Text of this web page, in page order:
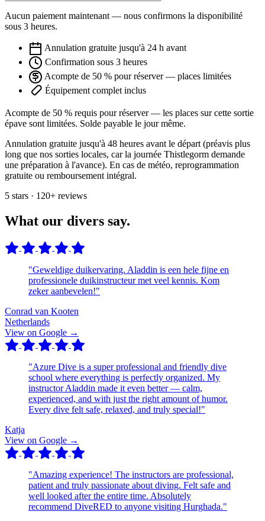
Aucun paiement maintenant — nous confirmons la disponibilité
sous 3 heures.
Annulation gratuite jusqu'à 24 h avant
Confirmation sous 3 heures
Acompte de 50 % pour réserver — places limitées
Équipement complet inclus
Acompte de 50 % requis pour réserver — les places sur cette sortie
épave sont limitées. Solde payable le jour même.
Annulation gratuite jusqu'à 48 heures avant le départ (préavis plus
long que nos sorties locales, car la journée Thistlegorm demande
une préparation à l'avance). En cas de météo, reprogrammation
gratuite ou remboursement intégral.
5 stars · 120+ reviews
What our divers say.
"Geweldige duikervaring. Aladdin is een hele fijne en
professionele duikinstructeur met veel kennis. Kom
zeker aanbevelen!"
Conrad van Kooten
Netherlands
View on Google →
"Azure Dive is a super professional and friendly dive
school where everything is perfectly organized. My
instructor Aladdin made it even better — calm,
experienced, and with just the right amount of humor.
Every dive felt safe, relaxed, and truly special!"
Katja
View on Google →
"Amazing experience! The instructors are professional,
patient and truly passionate about diving. Felt safe and
well looked after the entire time. Absolutely
recommend DiveRED to anyone visiting Hurghada."